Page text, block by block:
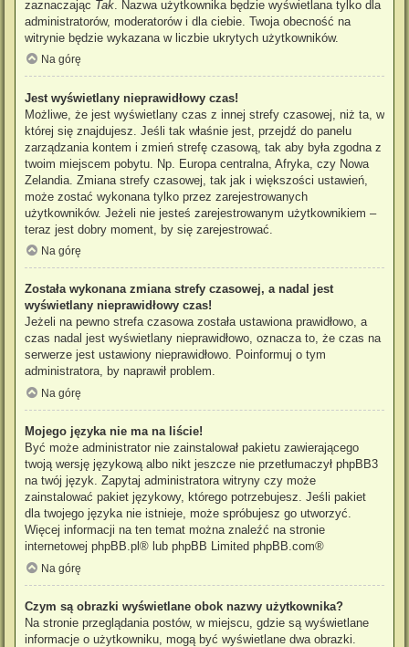
zaznaczając Tak . Nazwa użytkownika będzie wyświetlana tylko dla
administratorów, moderatorów i dla ciebie. Twoja obecność na
witrynie będzie wykazana w liczbie ukrytych użytkowników.
Na górę
Jest wyświetlany nieprawidłowy czas!
Możliwe, że jest wyświetlany czas z innej strefy czasowej, niż ta, w
której się znajdujesz. Jeśli tak właśnie jest, przejdź do panelu
zarządzania kontem i zmień strefę czasową, tak aby była zgodna z
twoim miejscem pobytu. Np. Europa centralna, Afryka, czy Nowa
Zelandia. Zmiana strefy czasowej, tak jak i większości ustawień,
może zostać wykonana tylko przez zarejestrowanych
użytkowników. Jeżeli nie jesteś zarejestrowanym użytkownikiem –
teraz jest dobry moment, by się zarejestrować.
Na górę
Została wykonana zmiana strefy czasowej, a nadal jest
wyświetlany nieprawidłowy czas!
Jeżeli na pewno strefa czasowa została ustawiona prawidłowo, a
czas nadal jest wyświetlany nieprawidłowo, oznacza to, że czas na
serwerze jest ustawiony nieprawidłowo. Poinformuj o tym
administratora, by naprawił problem.
Na górę
Mojego języka nie ma na liście!
Być może administrator nie zainstalował pakietu zawierającego
twoją wersję językową albo nikt jeszcze nie przetłumaczył phpBB3
na twój język. Zapytaj administratora witryny czy może
zainstalować pakiet językowy, którego potrzebujesz. Jeśli pakiet
dla twojego języka nie istnieje, może spróbujesz go utworzyć.
Więcej informacji na ten temat można znaleźć na stronie
internetowej phpBB.pl ® lub phpBB Limited phpBB.com®
Na górę
Czym są obrazki wyświetlane obok nazwy użytkownika?
Na stronie przeglądania postów, w miejscu, gdzie są wyświetlane
informacje o użytkowniku, mogą być wyświetlane dwa obrazki.